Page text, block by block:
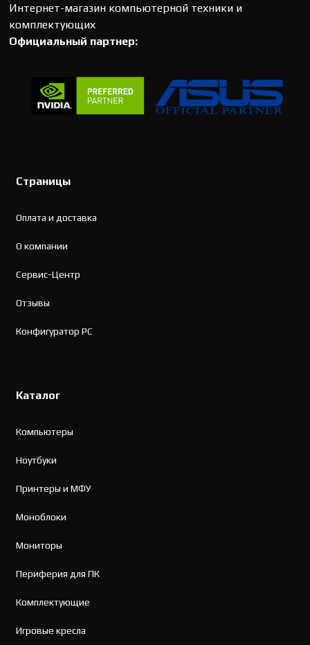
Интернет-магазин компьютерной техники и
комплектующих
Официальный партнер:
Страницы
Оплата и доставка
О компании
Сервис-Центр
Отзывы
Конфигуратор PC
Каталог
Компьютеры
Ноутбуки
Принтеры и МФУ
Моноблоки
Мониторы
Периферия для ПК
Комплектующие
Игровые кресла